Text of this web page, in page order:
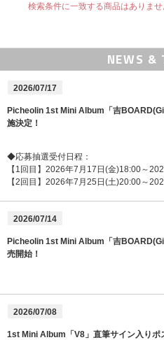
検索条件に一致する商品はありませ
NEWS &
2026/07/17
Picheolin 1st Mini Album「吉
施決定！
◆応募抽選受付日程：
【1回目】2026年7月17日(金)18:00～
【2回目】2026年7月25日(土)20:00～
2026/07/14
Picheolin 1st Mini Album「吉
売開始！
2026/07/08
1st Mini Album「V8」直筆サイン入りポ